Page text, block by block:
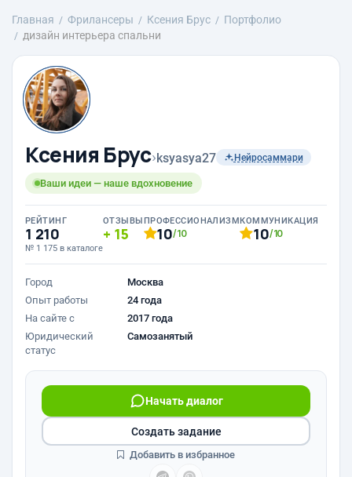
Главная Фрилансеры Ксения Брус
Портфолио
дизайн интерьера спальни
Ксения Брус›ksyasya27 Нейросаммари
Ваши идеи — наше вдохновение
РЕЙТИНГ
1 210
№ 1 175 в каталоге
ОТЗЫВЫ
15
ПРОФЕССИОНАЛИЗМ
10/10
КОММУНИКАЦИЯ
10/10
Город
Москва
Опыт работы
24 года
На сайте с
2017 года
Юридический
статус
Самозанятый
Начать диалог
Создать задание
Добавить в избранное